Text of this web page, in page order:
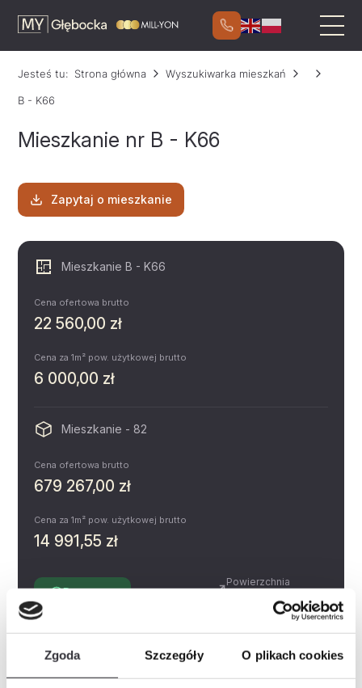
Zgoda Szczegóły O plikach cookies
Jesteś tu: Strona główna Wyszukiwarka mieszkań
B - K66
Mieszkanie nr B - K66
Zapytaj o mieszkanie
Mieszkanie B - K66
Cena ofertowa brutto
22 560,00 zł
Cena za 1m² pow. użytkowej brutto
6 000,00 zł
Mieszkanie - 82
Cena ofertowa brutto
679 267,00 zł
Cena za 1m² pow. użytkowej brutto
14 991,55 zł
Dostępne
Powierzchnia
3.76 m²
Pokoje
Miejsce postojowe Zobacz